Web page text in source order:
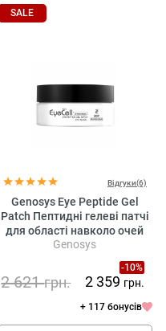
SALE
Відгуки(6)
Genosys Eye Peptide Gel
Patch Пептидні гелеві патчі
для області навколо очей
Genosys
-10%
2 621грн. 2 359 грн.
+ 117 бонусів